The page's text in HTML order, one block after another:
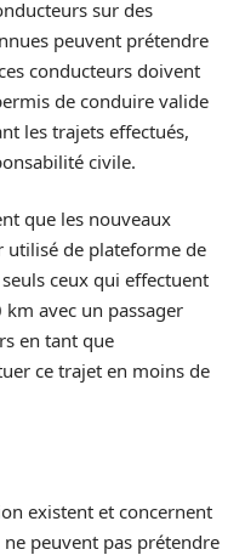
sur des
peuvent prétendre
conducteurs doivent
de conduire valide
les trajets effectués,
civile.
que les nouveaux
utilisé de plateforme de
ceux qui effectuent
avec un passager
en tant que
ce trajet en moins de
existent et concernent
peuvent pas prétendre